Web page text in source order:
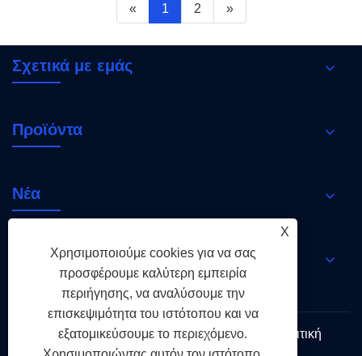
« 1 2 »
Σχετικά με εμάς
Προϊόντα
Νέα
Επικοινωνήστε μαζί μας
Links Sitemap RSS XML
Πολιτική
X
Χρησιμοποιούμε cookies για να σας
προσφέρουμε καλύτερη εμπειρία
περιήγησης, να αναλύσουμε την
επισκεψιμότητα του ιστότοπου και να
εξατομικεύσουμε το περιεχόμενο.